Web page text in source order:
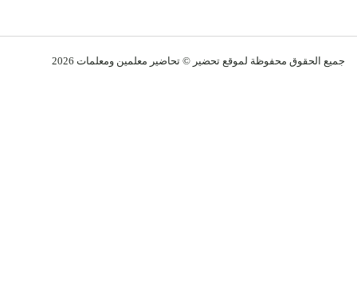
جميع الحقوق محفوظة لموقع تحضير © تحاضير معلمين ومعلمات